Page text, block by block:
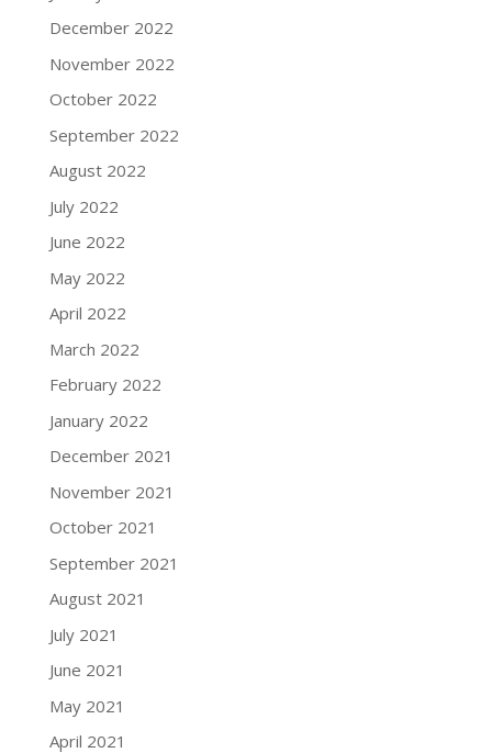
December 2022
November 2022
October 2022
September 2022
August 2022
July 2022
June 2022
May 2022
April 2022
March 2022
February 2022
January 2022
December 2021
November 2021
October 2021
September 2021
August 2021
July 2021
June 2021
May 2021
April 2021